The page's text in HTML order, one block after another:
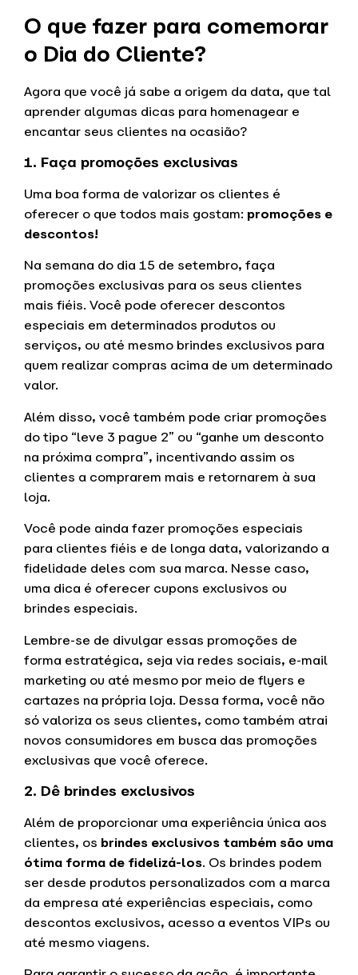
O que fazer para comemorar
o Dia do Cliente?
Agora que você já sabe a origem da data, que tal
aprender algumas dicas para homenagear e
encantar seus clientes na ocasião?
1. Faça promoções exclusivas
Uma boa forma de valorizar os clientes é
oferecer o que todos mais gostam: promoções e
descontos!
Na semana do dia 15 de setembro, faça
promoções exclusivas para os seus clientes
mais fiéis. Você pode oferecer descontos
especiais em determinados produtos ou
serviços, ou até mesmo brindes exclusivos para
quem realizar compras acima de um determinado
valor.
Além disso, você também pode criar promoções
do tipo “leve 3 pague 2” ou “ganhe um desconto
na próxima compra”, incentivando assim os
clientes a comprarem mais e retornarem à sua
loja.
Você pode ainda fazer promoções especiais
para clientes fiéis e de longa data, valorizando a
fidelidade deles com sua marca. Nesse caso,
uma dica é oferecer cupons exclusivos ou
brindes especiais.
Lembre-se de divulgar essas promoções de
forma estratégica, seja via redes sociais, e-mail
marketing ou até mesmo por meio de flyers e
cartazes na própria loja. Dessa forma, você não
só valoriza os seus clientes, como também atrai
novos consumidores em busca das promoções
exclusivas que você oferece.
2. Dê brindes exclusivos
Além de proporcionar uma experiência única aos
clientes, os brindes exclusivos também são uma
ótima forma de fidelizá-los. Os brindes podem
ser desde produtos personalizados com a marca
da empresa até experiências especiais, como
descontos exclusivos, acesso a eventos VIPs ou
até mesmo viagens.